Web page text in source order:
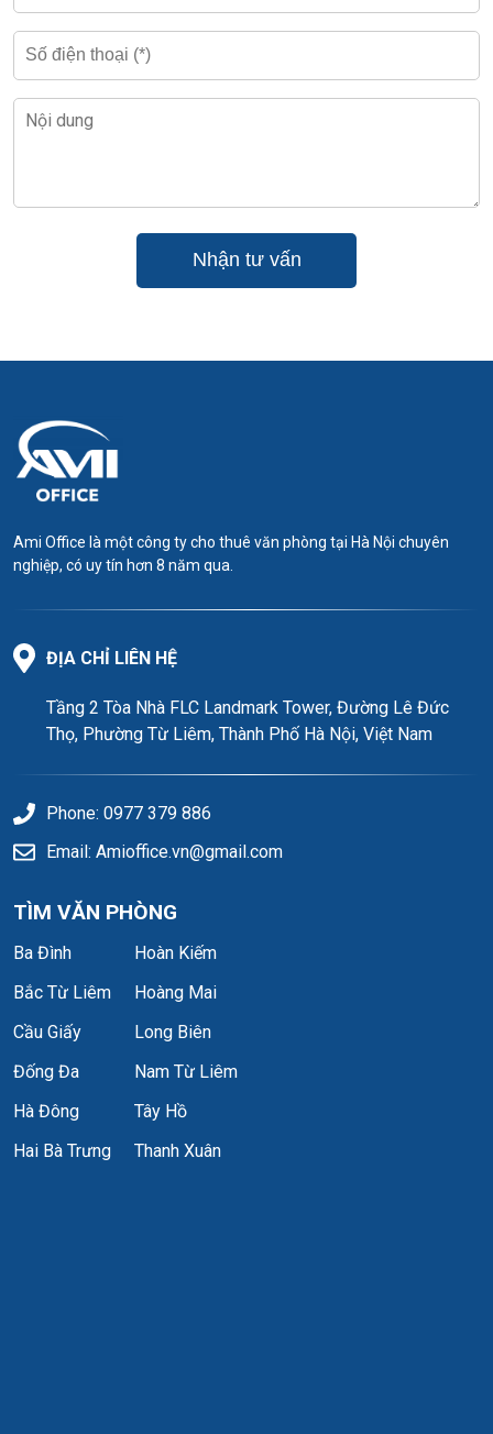
Ami Office là một công ty cho thuê văn phòng tại Hà Nội chuyên
nghiệp, có uy tín hơn 8 năm qua.
ĐỊA CHỈ LIÊN HỆ
Tầng 2 Tòa Nhà FLC Landmark Tower, Đường Lê Đức
Thọ, Phường Từ Liêm, Thành Phố Hà Nội, Việt Nam
Phone: 0977 379 886
Email: Amioffice.vn@gmail.com
TÌM VĂN PHÒNG
Ba Đình
Bắc Từ Liêm
Cầu Giấy
Đống Đa
Hà Đông
Hai Bà Trưng
Hoàn Kiếm
Hoàng Mai
Long Biên
Nam Từ Liêm
Tây Hồ
Thanh Xuân